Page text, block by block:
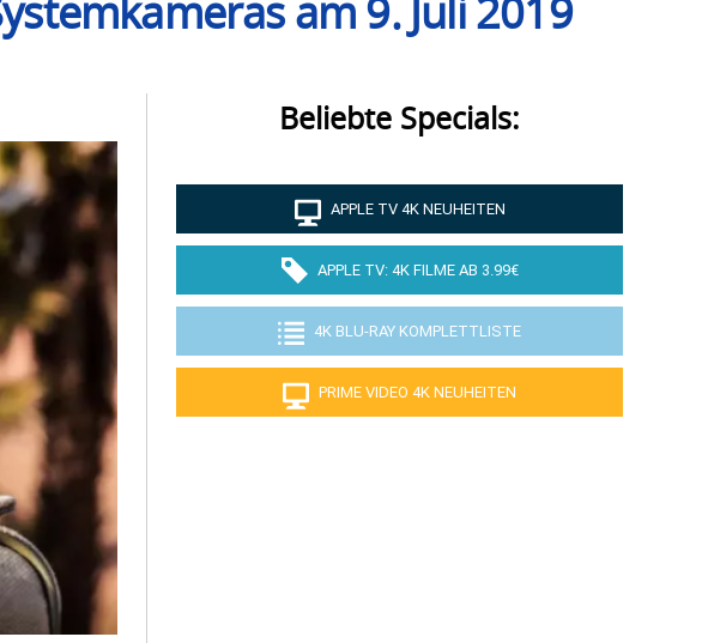
am 9. Juli 2019
Beliebte Specials:
APPLE TV 4K NEUHEITEN
APPLE TV: 4K FILME AB 3.99€
4K BLU-RAY KOMPLETTLISTE
PRIME VIDEO 4K NEUHEITEN